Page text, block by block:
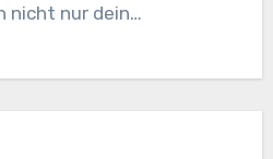
nicht nur dein…